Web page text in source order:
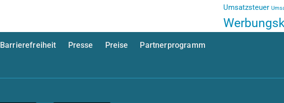
Umsatzsteuer
Barrierefreiheit Presse Preise
Partnerprogramm